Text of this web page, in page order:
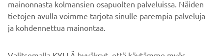
mainonnasta kolmansien osapuolten palveluissa. Näiden
tietojen avulla voimme tarjota sinulle parempia palveluja
ja kohdennettua mainontaa.